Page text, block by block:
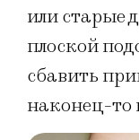
или старые
плоской
сбавить
наконец-то